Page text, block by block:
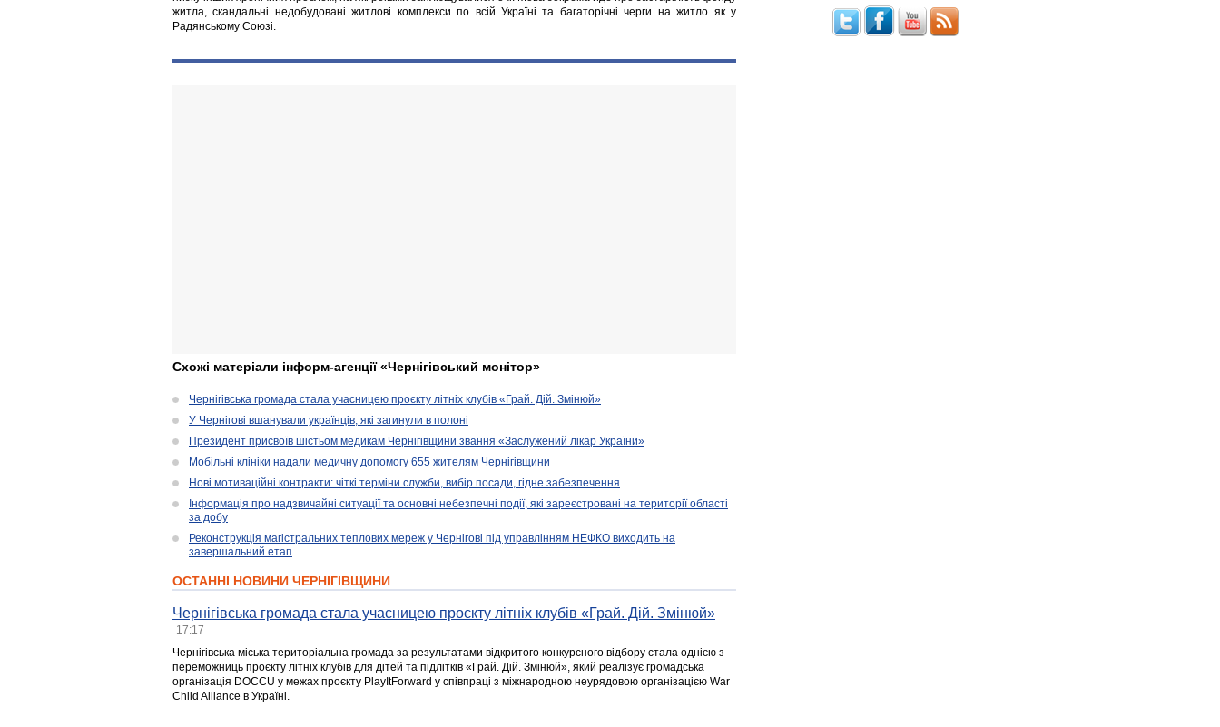
житла, скандальні недобудовані житлові комплекси по всій Україні та багаторічні черги на житло як у
Радянському Союзі.
Схожі матеріали інформ-агенції «Чернігівський монітор»
Чернігівська громада стала учасницею проєкту літніх клубів «Грай. Дій. Змінюй»
У Чернігові вшанували українців, які загинули в полоні
Президент присвоїв шістьом медикам Чернігівщини звання «Заслужений лікар України»
Мобільні клініки надали медичну допомогу 655 жителям Чернігівщини
Нові мотиваційні контракти: чіткі терміни служби, вибір посади, гідне забезпечення
Інформація про надзвичайні ситуації та основні небезпечні події, які зареєстровані на території області
за добу
Реконструкція магістральних теплових мереж у Чернігові під управлінням НЕФКО виходить на
завершальний етап
ОСТАННІ НОВИНИ ЧЕРНІГІВЩИНИ
Чернігівська громада стала учасницею проєкту літніх клубів «Грай. Дій. Змінюй»
17:17
Чернігівська міська територіальна громада за результатами відкритого конкурсного відбору стала однією з
переможниць проєкту літніх клубів для дітей та підлітків «Грай. Дій. Змінюй», який реалізує громадська
організація DOCCU у межах проєкту PlayItForward у співпраці з міжнародною неурядовою організацією War
Child Alliance в Україні.